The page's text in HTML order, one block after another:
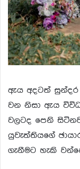
ඇය අදටත්
වන නිසා ඇය
වලටද පෙනි
යුවැත්තියගේ
ගැනීමට හැකි